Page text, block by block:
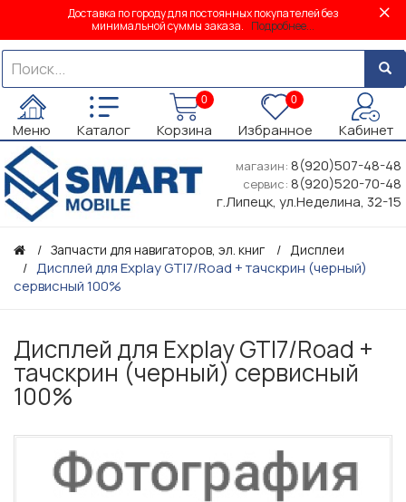
Доставка по городу для постоянных покупателей без
минимальной суммы заказа. Подробнее...
Меню Каталог
0
Корзина
0
Избранное Кабинет
магазин: 8(920)507-48-48
сервис: 8(920)520-70-48
г.Липецк, ул.Неделина, 32-15
Запчасти для навигаторов, эл. книг Дисплеи
Дисплей для Explay GTI7/Road + тачскрин (черный)
сервисный 100%
Дисплей для Explay GTI7/Road +
тачскрин (черный) сервисный
100%